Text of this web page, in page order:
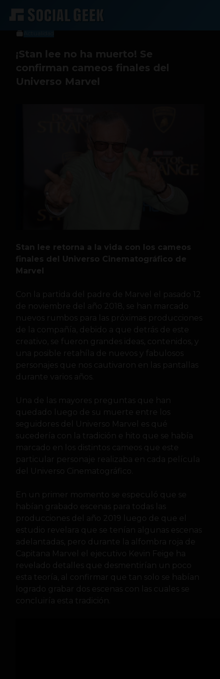
Jeniffer Espinosa
10 de marzo de 2019
¡Stan lee no ha muerto! Se
confirman cameos finales del
Universo Marvel
Stan lee retorna a la vida con los cameos
finales del Universo Cinematográfico de
Marvel
Con la partida del padre de Marvel el pasado 12
de noviembre del año 2018, se han marcado
nuevos rumbos para las próximas producciones
de la compañía, debido a que detrás de este
creativo, se fueron grandes ideas, contenidos, y
una posible retahíla de nuevos y fabulosos
personajes que nos cautivaron en las pantallas
durante varios años.
Una de las mayores preguntas que han
quedado luego de su muerte entre los
seguidores del Universo Marvel es qué
sucedería con la tradición e hito que se había
marcado en los distintos cameos que este
particular personaje realizaba en cada película
del Universo Cinematográfico.
En un primer momento se especuló que se
habían grabado escenas para todas las
producciones del año 2019 luego de que el
estudio revelara que se tenían algunas escenas
adelantadas, pero durante la alfombra roja de
Capitana Marvel el ejecutivo Kevin Feige ha
revelado detalles que desmentirían un poco
esta teoría, al confirmar que tan solo se habían
logrado grabar dos escenas con las cuales se
concluiría esta tradición.